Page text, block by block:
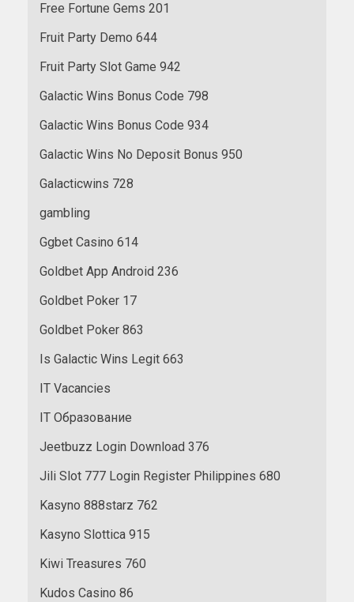
Free Fortune Gems 201
Fruit Party Demo 644
Fruit Party Slot Game 942
Galactic Wins Bonus Code 798
Galactic Wins Bonus Code 934
Galactic Wins No Deposit Bonus 950
Galacticwins 728
gambling
Ggbet Casino 614
Goldbet App Android 236
Goldbet Poker 17
Goldbet Poker 863
Is Galactic Wins Legit 663
IT Vacancies
IT Образование
Jeetbuzz Login Download 376
Jili Slot 777 Login Register Philippines 680
Kasyno 888starz 762
Kasyno Slottica 915
Kiwi Treasures 760
Kudos Casino 86